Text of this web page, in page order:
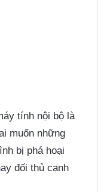
tính nội bộ là
muốn những
bị phá hoại
đối thủ cạnh